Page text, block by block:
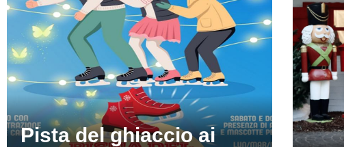
Pista del ghiaccio ai